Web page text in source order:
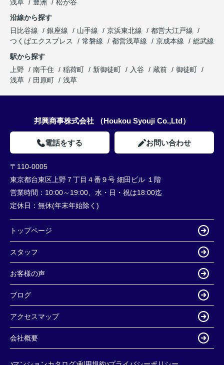
浅草
豊洲
松が谷
沿線から探す
日比谷線
銀座線 山手線 京浜東北線
都営大江戸線
つくばエクスプレス
常磐線 都営浅草線 京成本線
総武線
駅から探す
上野
南千住 稲荷町 新御徒町 入谷 蔵前
御徒町
浅草
田原町 浅草
邦興商事株式会社 （Houkou Syouji Co.,Ltd）
電話をする お問い合わせ
〒110-0005
東京都台東区上野７丁目４番９号 細田ビル １階
営業時間： 10:00～19:00、水・日・祝は18:00迄
定休日： 無休(年末年始除く)
トップページ
スタッフ
お客様の声
ブログ
アクセスマップ
会社概要